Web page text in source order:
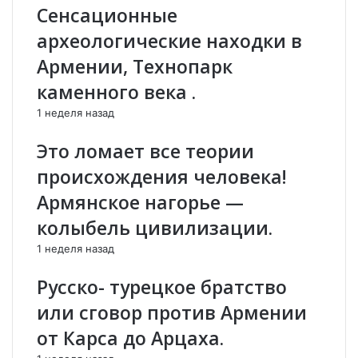
ն
տ
ա
մ
.
.
Է
վ
ա
ր
դ
Ա
տ
ի
ն
յ
ա
ո
լ
ն
ո
ր
գ
ե
ի
զ
ա
ր
Сенсационные
археологические находки в
Армении, Технопарк
каменного века .
1 неделя назад
Это ломает все теории
происхождения человека!
Армянское нагорье —
колыбель цивилизации.
1 неделя назад
Русско- турецкое братство
или сговор против Армении
от Карса до Арцаха.